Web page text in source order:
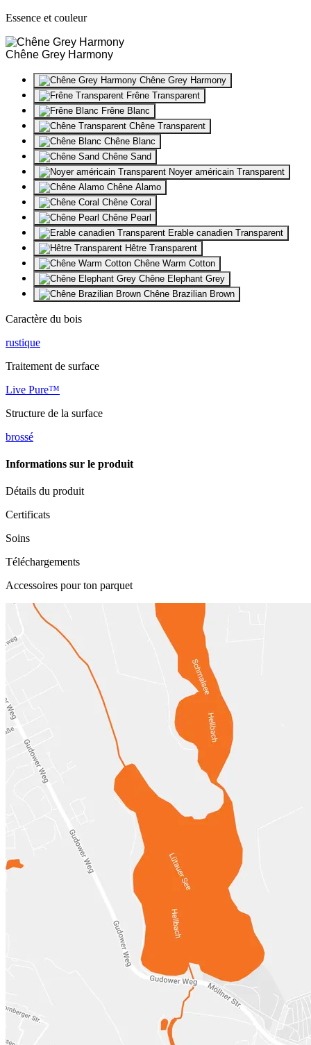
Essence et couleur
Chêne Grey Harmony
Chêne Grey Harmony
Frêne Transparent
Frêne Blanc
Chêne Transparent
Chêne Blanc
Chêne Sand
Noyer américain Transparent
Chêne Alamo
Chêne Coral
Chêne Pearl
Erable canadien Transparent
Hêtre Transparent
Chêne Warm Cotton
Chêne Elephant Grey
Chêne Brazilian Brown
Caractère du bois
rustique
Traitement de surface
Live Pure™
Structure de la surface
brossé
Informations sur le produit
Détails du produit
Certificats
Soins
Téléchargements
Accessoires pour ton parquet